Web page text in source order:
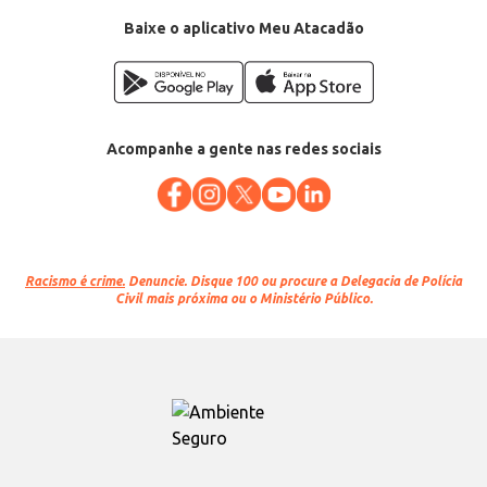
Baixe o aplicativo Meu Atacadão
Acompanhe a gente nas redes sociais
Racismo é crime. Denuncie. Disque 100 ou procure a Delegacia de Polícia
Civil mais próxima ou o Ministério Público.